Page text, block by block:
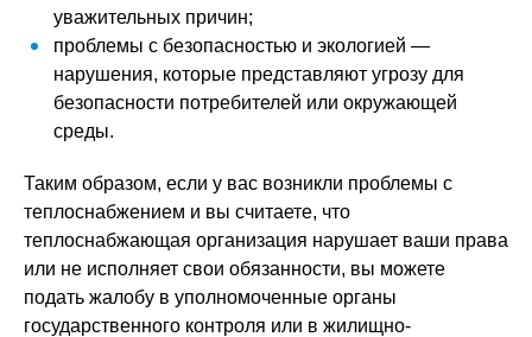
уважительных причин;
проблемы с безопасностью и экологией —
нарушения, которые представляют угрозу для
безопасности потребителей или окружающей
среды.
Таким образом, если у вас возникли проблемы с
теплоснабжением и вы считаете, что
теплоснабжающая организация нарушает ваши права
или не исполняет свои обязанности, вы можете
подать жалобу в уполномоченные органы
государственного контроля или в жилищно-